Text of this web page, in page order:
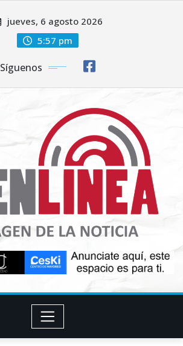
jueves, 6 agosto 2026
5:57 pm
Síguenos